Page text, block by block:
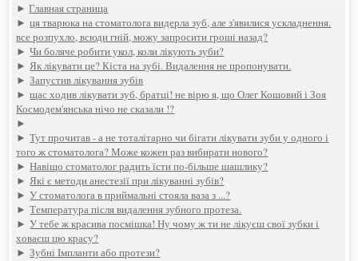
►Главная страница
►ця тварюка на стоматолога видерла зуб, але з'явилися ускладнення.
все розпухло, всюди гній, можу запросити гроші назад?
►Чи боляче робити укол, коли лікують зуби?
►Як лікувати це? Кіста на зубі. Видалення не пропонувати.
►Запустив лікування зубів
►щас ходив лікувати зуб, братці! не вірю я, що Олег Кошовий і Зоя
Космодем'янська нічо не сказали !?
►
►Тут прочитав - а не тоталітарно чи бігати лікувати зуби у одного і
того ж стоматолога? Може кожен раз вибирати нового?
►Навіщо стоматолог радить їсти по-більше шашлику?
►Які є методи анестезії при лікуванні зубів?
►У стоматолога в приймальні стояла ваза з ...?
►Температура після видалення зубного протеза.
►У тебе ж красива посмішка! Ну чому ж ти не лікуєш свої зубки і
ховаєш цю красу?
►Зубні Імпланти або протези?